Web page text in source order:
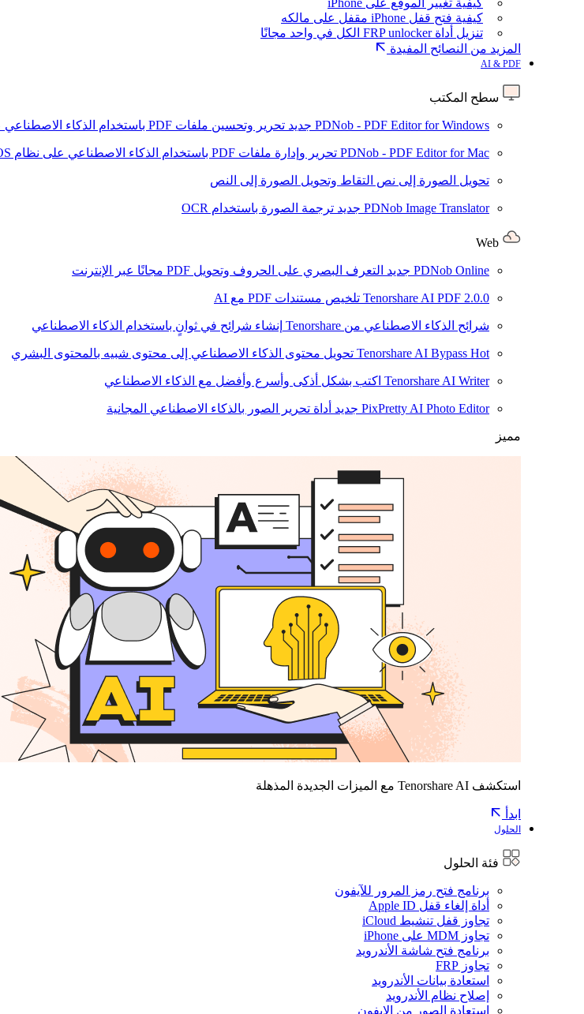
كيفية تغيير الموقع على iPhone
كيفية فتح قفل iPhone مقفل على مالكه
تنزيل أداة FRP unlocker الكل في واحد مجانًا
المزيد من النصائح المفيدة
AI & PDF
سطح المكتب
PDNob - PDF Editor for Windows جديد تحرير وتحسين ملفات PDF باستخدام الذكاء الاصطناعي على Windows
PDNob - PDF Editor for Mac تحرير وإدارة ملفات PDF باستخدام الذكاء الاصطناعي على نظام macOS
تحويل الصورة إلى نص التقاط وتحويل الصورة إلى النص
PDNob Image Translator جديد ترجمة الصورة باستخدام OCR
PDNob Online جديد التعرف البصري على الحروف وتحويل PDF مجانًا عبر الإنترنت
Tenorshare AI PDF 2.0.0 تلخيص مستندات PDF مع AI
شرائح الذكاء الاصطناعي من Tenorshare إنشاء شرائح في ثوانٍ باستخدام الذكاء الاصطناعي
Tenorshare AI Bypass Hot تحويل محتوى الذكاء الاصطناعي إلى محتوى شبيه بالمحتوى البشري
Tenorshare AI Writer اكتب بشكل أذكى وأسرع وأفضل مع الذكاء الاصطناعي
PixPretty AI Photo Editor جديد أداة تحرير الصور بالذكاء الاصطناعي المجانية
مميز
استكشف Tenorshare AI مع الميزات الجديدة المذهلة
ابدأ
الحلول
فئة الحلول
برنامج فتح رمز المرور للآيفون
أداة إلغاء قفل Apple ID
تجاوز قفل تنشيط iCloud
تجاوز MDM على iPhone
برنامج فتح شاشة الأندرويد
تجاوز FRP
استعادة بيانات الأندرويد
إصلاح نظام الأندرويد
استعادة الصور من الايفون